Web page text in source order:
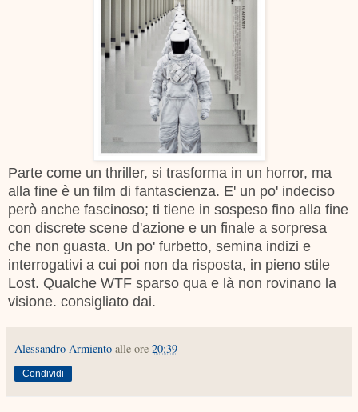
Parte come un thriller, si trasforma in un horror, ma
alla fine è un film di fantascienza. E' un po' indeciso
però anche fascinoso; ti tiene in sospeso fino alla fine
con discrete scene d'azione e un finale a sorpresa
che non guasta. Un po' furbetto, semina indizi e
interrogativi a cui poi non da risposta, in pieno stile
Lost. Qualche WTF sparso qua e là non rovinano la
visione. consigliato dai.
Alessandro Armiento alle ore 20:39
Condividi